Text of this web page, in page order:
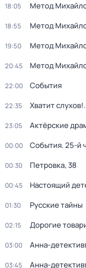
18:05 Метод
18:55 Метод
19:50 Метод
20:45 Метод
22:00 События
22:35 Хватит слухов!
23:05 Актёрские
00:00 События. 25-й
00:30 Петровка, 38
00:45 Настоящий
01:30 Русские тайны
02:15 Дорогие
03:00 Анна-
03:45 Анна-